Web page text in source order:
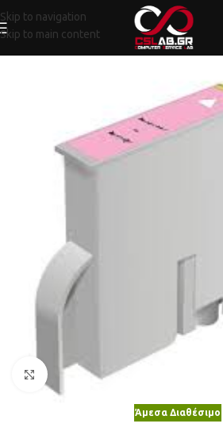
Skip to navigation
Skip to main content
Κλικ για μεγέθυνση
Άμεσα Διαθέσιμο